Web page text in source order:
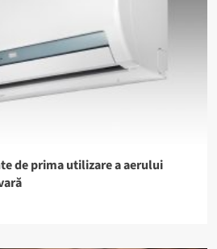
de prima utilizare a aerului